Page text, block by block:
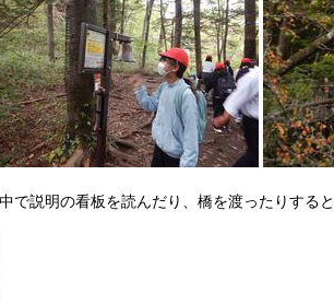
で説明の看板を読んだり、橋を渡ったりする